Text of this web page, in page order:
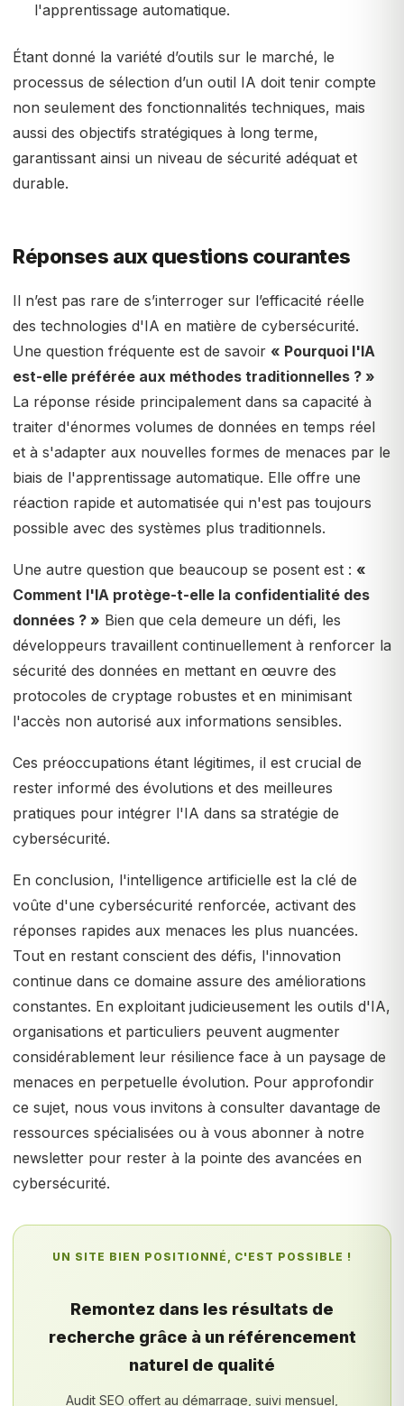
l'apprentissage automatique.
Étant donné la variété d’outils sur le marché, le
processus de sélection d’un outil IA doit tenir compte
non seulement des fonctionnalités techniques, mais
aussi des objectifs stratégiques à long terme,
garantissant ainsi un niveau de sécurité adéquat et
durable.
Réponses aux questions courantes
Il n’est pas rare de s’interroger sur l’efficacité réelle
des technologies d'IA en matière de cybersécurité.
Une question fréquente est de savoir « Pourquoi l'IA
est-elle préférée aux méthodes traditionnelles ? »
La réponse réside principalement dans sa capacité à
traiter d'énormes volumes de données en temps réel
et à s'adapter aux nouvelles formes de menaces par le
biais de l'apprentissage automatique. Elle offre une
réaction rapide et automatisée qui n'est pas toujours
possible avec des systèmes plus traditionnels.
Une autre question que beaucoup se posent est : «
Comment l'IA protège-t-elle la confidentialité des
données ? » Bien que cela demeure un défi, les
développeurs travaillent continuellement à renforcer la
sécurité des données en mettant en œuvre des
protocoles de cryptage robustes et en minimisant
l'accès non autorisé aux informations sensibles.
Ces préoccupations étant légitimes, il est crucial de
rester informé des évolutions et des meilleures
pratiques pour intégrer l'IA dans sa stratégie de
cybersécurité.
En conclusion, l'intelligence artificielle est la clé de
voûte d'une cybersécurité renforcée, activant des
réponses rapides aux menaces les plus nuancées.
Tout en restant conscient des défis, l'innovation
continue dans ce domaine assure des améliorations
constantes. En exploitant judicieusement les outils d'IA,
organisations et particuliers peuvent augmenter
considérablement leur résilience face à un paysage de
menaces en perpetuelle évolution. Pour approfondir
ce sujet, nous vous invitons à consulter davantage de
ressources spécialisées ou à vous abonner à notre
newsletter pour rester à la pointe des avancées en
cybersécurité.
UN SITE BIEN POSITIONNÉ, C'EST POSSIBLE !
Remontez dans les résultats de
recherche grâce à un référencement
naturel de qualité
Audit SEO offert au démarrage, suivi mensuel,